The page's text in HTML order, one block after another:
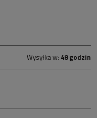
Wysyłka w: 48 godzin